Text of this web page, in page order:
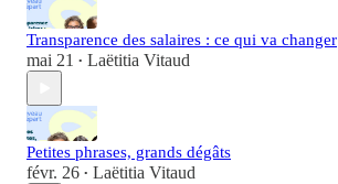
Transparence des salaires : ce qui va changer
mai 21 • Laëtitia Vitaud
Petites phrases, grands dégâts
févr. 26 • Laëtitia Vitaud